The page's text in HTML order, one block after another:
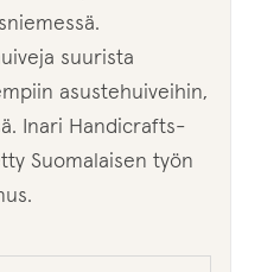
suurista
asustehuiveihin,
Inari Handicrafts-
Suomalaisen työn